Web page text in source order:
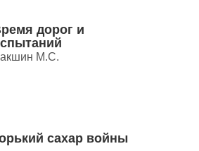
дорог и
М.С.
сахар войны